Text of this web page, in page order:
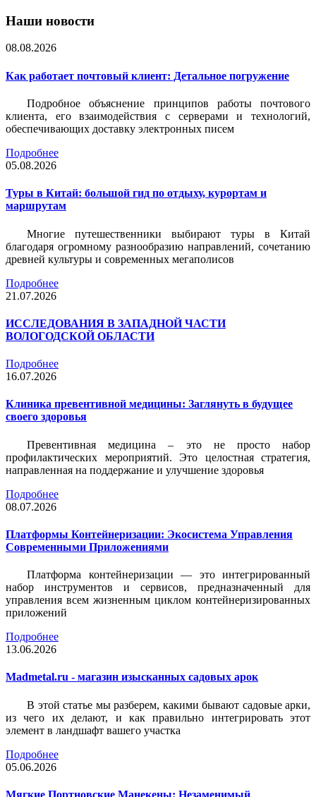
Наши новости
08.08.2026
Как работает почтовый клиент: Детальное погружение
Подробное объяснение принципов работы почтового
клиента, его взаимодействия с серверами и технологий,
обеспечивающих доставку электронных писем
Подробнее
05.08.2026
Туры в Китай: большой гид по отдыху, курортам и
маршрутам
Многие путешественники выбирают туры в Китай
благодаря огромному разнообразию направлений, сочетанию
древней культуры и современных мегаполисов
Подробнее
21.07.2026
ИССЛЕДОВАНИЯ В ЗАПАДНОЙ ЧАСТИ
ВОЛОГОДСКОЙ ОБЛАСТИ
Подробнее
16.07.2026
Клиника превентивной медицины: Заглянуть в будущее
своего здоровья
Превентивная медицина – это не просто набор
профилактических мероприятий. Это целостная стратегия,
направленная на поддержание и улучшение здоровья
Подробнее
08.07.2026
Платформы Контейнеризации: Экосистема Управления
Современными Приложениями
Платформа контейнеризации — это интегрированный
набор инструментов и сервисов, предназначенный для
управления всем жизненным циклом контейнеризированных
приложений
Подробнее
13.06.2026
Madmetal.ru - магазин изысканных садовых арок
В этой статье мы разберем, какими бывают садовые арки,
из чего их делают, и как правильно интегрировать этот
элемент в ландшафт вашего участка
Подробнее
05.06.2026
Мягкие Портновские Манекены: Незаменимый